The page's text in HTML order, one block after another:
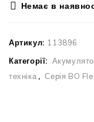
Немає в
Артикул: 113896
Категорії:
техніка , Серія BO